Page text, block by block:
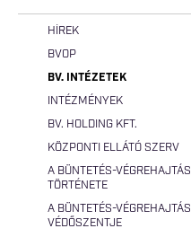
HÍREK
BVOP
BV. INTÉZETEK
INTÉZMÉNYEK
BV. HOLDING KFT.
KÖZPONTI ELLÁTÓ SZERV
A BÜNTETÉS-VÉGREHAJTÁS
TÖRTÉNETE
A BÜNTETÉS-VÉGREHAJTÁS
VÉDŐSZENTJE